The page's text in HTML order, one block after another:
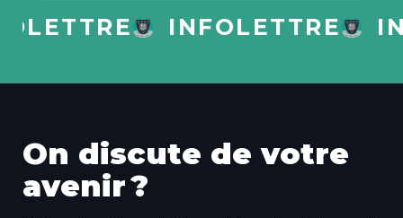
INFOLETTRE
On discute de votre
avenir ?